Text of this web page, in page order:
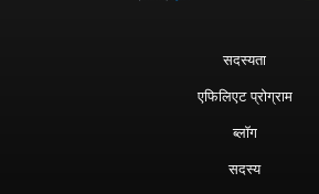
सदस्यता
एफिलिएट प्रोग्राम
ब्लॉग
सदस्य